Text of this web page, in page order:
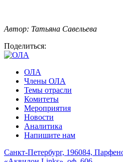
Автор: Татьяна Савельева
Поделиться:
ОЛА
Члены ОЛА
Темы отрасли
Комитеты
Мероприятия
Новости
Аналитика
Напишите нам
Санкт-Петербург, 196084,